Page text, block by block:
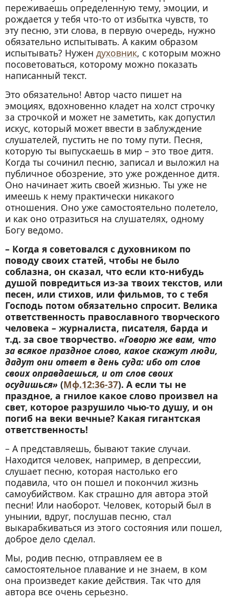
переживаешь определенную тему, эмоции, и
рождается у тебя что-то от избытка чувств, то
эту песню, эти слова, в первую очередь, нужно
обязательно испытывать. А каким образом
испытывать? Нужен духовник, с которым можно
посоветоваться, которому можно показать
написанный текст.
Это обязательно! Автор часто пишет на
эмоциях, вдохновенно кладет на холст строчку
за строчкой и может не заметить, как допустил
искус, который может ввести в заблуждение
слушателей, пустить не по тому пути. Песня,
которую ты выпускаешь в мир – это твое дитя.
Когда ты сочинил песню, записал и выложил на
публичное обозрение, это уже рожденное дитя.
Оно начинает жить своей жизнью. Ты уже не
имеешь к нему практически никакого
отношения. Оно уже самостоятельно полетело,
и как оно отразиться на слушателях, одному
Богу ведомо.
– Когда я советовался с духовником по
поводу своих статей, чтобы не было
соблазна, он сказал, что если кто-нибудь
душой повредиться из-за твоих текстов, или
песен, или стихов, или фильмов, то с тебя
Господь потом обязательно спросит. Велика
ответственность православного творческого
человека – журналиста, писателя, барда и
т.д. за свое творчество. «Говорю же вам, что
за всякое праздное слово, какое скажут люди,
дадут они ответ в день суда: ибо от слов
своих оправдаешься, и от слов своих
осудишься» (Мф.12:36-37). А если ты не
праздное, а гнилое какое слово произвел на
свет, которое разрушило чью-то душу, и он
погиб на веки вечные? Какая гигантская
ответственность!
– А представляешь, бывают такие случаи.
Находится человек, например, в депрессии,
слушает песню, которая настолько его
подавила, что он пошел и покончил жизнь
самоубийством. Как страшно для автора этой
песни! Или наоборот. Человек, который был в
унынии, вдруг, послушав песню, стал
выкарабкиваться из этого состояния или пошел,
доброе дело сделал.
Мы, родив песню, отправляем ее в
самостоятельное плавание и не знаем, в ком
она произведет какие действия. Так что для
автора все очень серьезно.